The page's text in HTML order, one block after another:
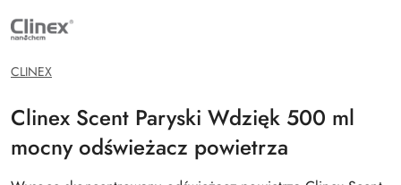
PRODUCENTA:
CLINEX
CHEMIA
CLINEX
Clinex Scent Paryski Wdzięk 500 ml
mocny odświeżacz powietrza